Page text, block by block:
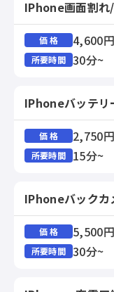
IPhone画面割れ/
価 格 4,600
所要時間 30分~
IPhoneバッテリ
価 格 2,750
所要時間 15分~
IPhoneバックカ
価 格 5,500
所要時間 30分~